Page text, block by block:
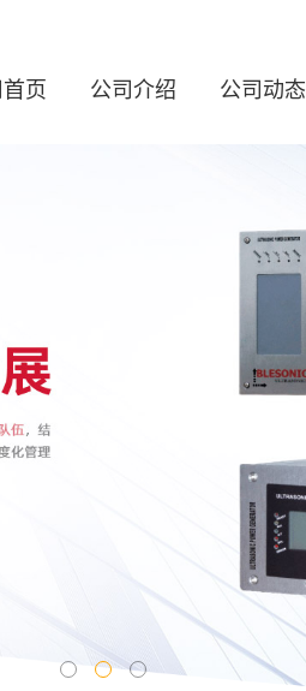
页 公司介绍 公司动态